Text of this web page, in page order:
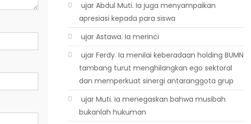
 ujar Abdul Muti. Ia juga menyampaikan
apresiasi kepada para siswa
 ujar Astawa. Ia merinci
 ujar Ferdy. Ia menilai keberadaan holding BUMN
tambang turut menghilangkan ego sektoral
dan memperkuat sinergi antaranggota grup
 ujar Muti. Ia menegaskan bahwa musibah
bukanlah hukuman